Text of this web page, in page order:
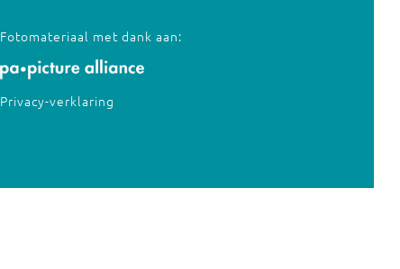
Fotomateriaal met dank aan:
Privacy-verklaring